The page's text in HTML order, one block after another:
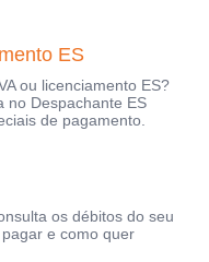
ES
ou licenciamento ES?
no Despachante ES
de pagamento.
os débitos do seu
e como quer